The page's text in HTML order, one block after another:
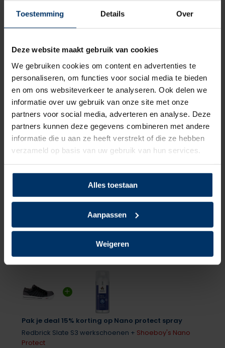
Toestemming Details Over
Deze website maakt gebruik van cookies
We gebruiken cookies om content en advertenties te
personaliseren, om functies voor social media te bieden
en om ons websiteverkeer te analyseren. Ook delen we
informatie over uw gebruik van onze site met onze
partners voor social media, adverteren en analyse. Deze
partners kunnen deze gegevens combineren met andere
informatie die u aan ze heeft verstrekt of die ze hebben
verzameld op basis van uw gebruik van hun services.
Alles toestaan
Aanpassen
Weigeren
Pak je deal 15% korting op Nano protect spray
Redbrick Slate S3 werkschoenen + Shoeboy's Nano
Protect
Antislip Ja
Overige specificaties Antistatisch
Zwart, Grijs
Beoordelingen
0 van Gebaseerd op 0 beoordeling(en)
Er zijn nog geen reviews geschreven over dit product..
Delen